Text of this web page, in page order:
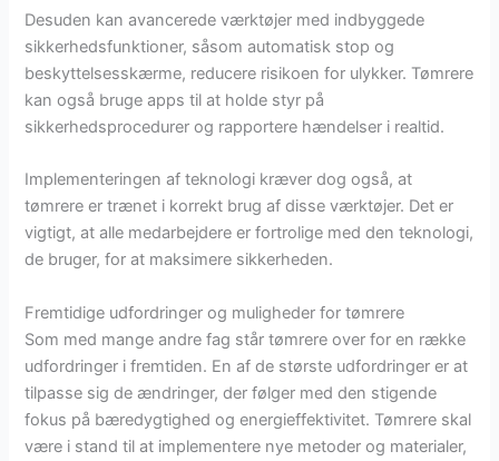
Desuden kan avancerede værktøjer med indbyggede
sikkerhedsfunktioner, såsom automatisk stop og
beskyttelsesskærme, reducere risikoen for ulykker. Tømrere
kan også bruge apps til at holde styr på
sikkerhedsprocedurer og rapportere hændelser i realtid.
Implementeringen af teknologi kræver dog også, at
tømrere er trænet i korrekt brug af disse værktøjer. Det er
vigtigt, at alle medarbejdere er fortrolige med den teknologi,
de bruger, for at maksimere sikkerheden.
Fremtidige udfordringer og muligheder for tømrere
Som med mange andre fag står tømrere over for en række
udfordringer i fremtiden. En af de største udfordringer er at
tilpasse sig de ændringer, der følger med den stigende
fokus på bæredygtighed og energieffektivitet. Tømrere skal
være i stand til at implementere nye metoder og materialer,